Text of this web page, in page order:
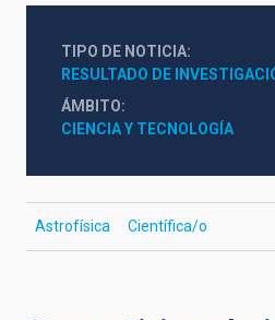
TIPO DE NOTICIA
RESULTADO DE
ÁMBITO
CIENCIA Y TECNOLOGÍA
Astrofísica Científica/o